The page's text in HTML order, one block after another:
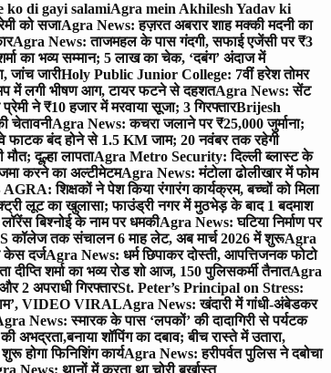
ko di gayi salamiAgra mein Akhilesh Yadav ki
को सजाAgra News: हज़रत अबरार शाह मक्की मदनी का
Agra News: ताजमहल के पास गंदगी, सफाई एजेंसी पर ₹3
का भव्य सम्मान; 5 लाख का चेक, ‘दबंग’ अंदाज में
जांच जारीHoly Public Junior College: 7वीं हरेश तोमर
में लगी भीषण आग, टायर फटने से दहशतAgra News: सेंट
ने ₹10 हजार में मरवाया सूजा; 3 गिरफ्तारBrijesh
चेतावनीAgra News: कचरा जलाने पर ₹25,000 जुर्माना;
फाटक बंद होने से 1.5 KM जाम; 20 नवंबर तक रहेगी
दूल्हा लापताAgra Metro Security: दिल्ली ब्लास्ट के
करने का अल्टीमेटमAgra News: मंटोला ढोलीखार में फोम
शिक्षकों ने पेश किया रंगारंग कार्यक्रम, बच्चों को मिला
लूट का खुलासा; फाउंड्री नगर में मुठभेड़ के बाद 1 बदमाश
बिश्नोई के नाम पर धमकीAgra News: घटिया निर्माण पर
कॉलेज तक संचालन 6 माह लेट, अब मार्च 2026 में शुरूAgra
केस दर्जAgra News: धर्म छिपाकर दोस्ती, आपत्तिजनक फोटो
शर्मा का भव्य रोड शो आज, 150 पुलिसकर्मी तैनातAgra
2 अपराधी गिरफ्तारSt. Peter’s Principal on Stress:
VIDEO VIRALAgra News: खंदारी में गांधी-अंबेडकर
News: स्मारक के पास ‘लपकों’ की दादागिरी से पर्यटक
शॉपिंग का दबाव; बीच रास्ते में उतारा,
होगा फिनिशिंग कार्यAgra News: हरीपर्वत पुलिस ने दबोचा
News: थानों में करता था चोरी बर्खास्त